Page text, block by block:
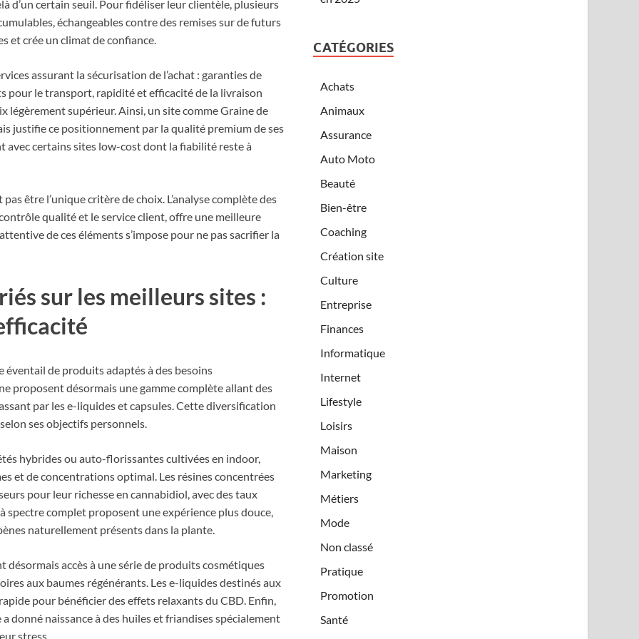
d’un certain seuil. Pour fidéliser leur clientèle, plusieurs
échangeables contre des remises sur de futurs
et crée un climat de confiance.
assurant la sécurisation de l’achat : garanties de
pour le transport, rapidité et efficacité de la livraison
supérieur. Ainsi, un site comme Graine de
justifie ce positionnement par la qualité premium de ses
certains sites low-cost dont la fiabilité reste à
être l’unique critère de choix. L’analyse complète des
qualité et le service client, offre une meilleure
de ces éléments s’impose pour ne pas sacrifier la
sur les meilleurs sites :
éventail de produits adaptés à des besoins
proposent désormais une gamme complète allant des
par les e-liquides et capsules. Cette diversification
ses objectifs personnels.
hybrides ou auto-florissantes cultivées en indoor,
et de concentrations optimal. Les résines concentrées
pour leur richesse en cannabidiol, avec des taux
complet proposent une expérience plus douce,
naturellement présents dans la plante.
accès à une série de produits cosmétiques
aux baumes régénérants. Les e-liquides destinés aux
pour bénéficier des effets relaxants du CBD. Enfin,
donné naissance à des huiles et friandises spécialement
stress.
CATÉGORIES
Achats
Animaux
Assurance
Auto Moto
Beauté
Bien-être
Coaching
Création site
Culture
Entreprise
Finances
Informatique
Internet
Lifestyle
Loisirs
Maison
Marketing
Métiers
Mode
Non classé
Pratique
Promotion
Santé